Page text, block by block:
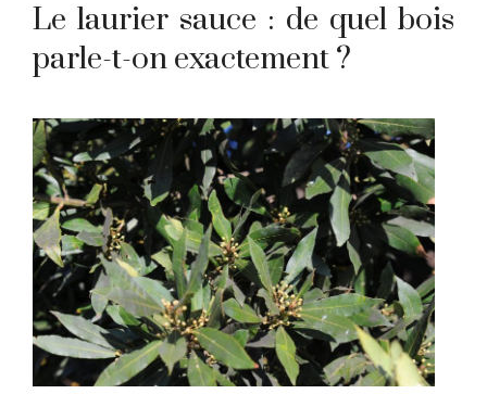
Le laurier sauce : de quel bois
parle-t-on exactement ?